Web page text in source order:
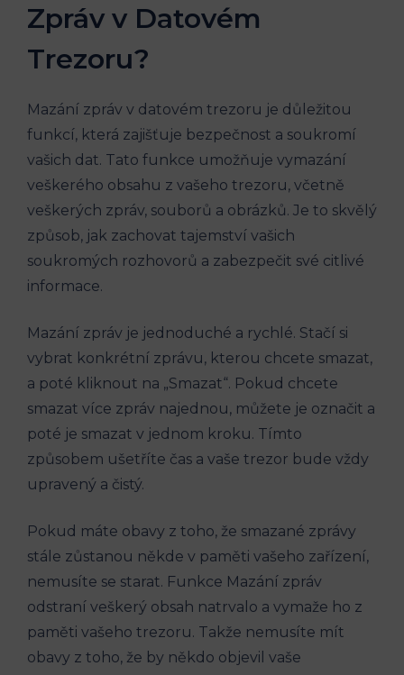
Zpráv v Datovém
Trezoru?
Mazání zpráv v datovém trezoru je důležitou
funkcí, která zajišťuje bezpečnost a soukromí
vašich dat. Tato funkce umožňuje vymazání
veškerého obsahu z vašeho trezoru, včetně
veškerých zpráv, souborů a obrázků. Je to skvělý
způsob, jak zachovat tajemství vašich
soukromých rozhovorů a zabezpečit své citlivé
informace.
Mazání zpráv je jednoduché a rychlé. Stačí si
vybrat konkrétní zprávu, kterou chcete smazat,
a poté kliknout na „Smazat“. Pokud chcete
smazat více zpráv najednou, můžete je označit a
poté je smazat v jednom kroku. Tímto
způsobem ušetříte čas a vaše trezor bude vždy
upravený a čistý.
Pokud máte obavy z toho, že smazané zprávy
stále zůstanou někde v paměti vašeho zařízení,
nemusíte se starat. Funkce Mazání zpráv
odstraní veškerý obsah natrvalo a vymaže ho z
paměti vašeho trezoru. Takže nemusíte mít
obavy z toho, že by někdo objevil vaše